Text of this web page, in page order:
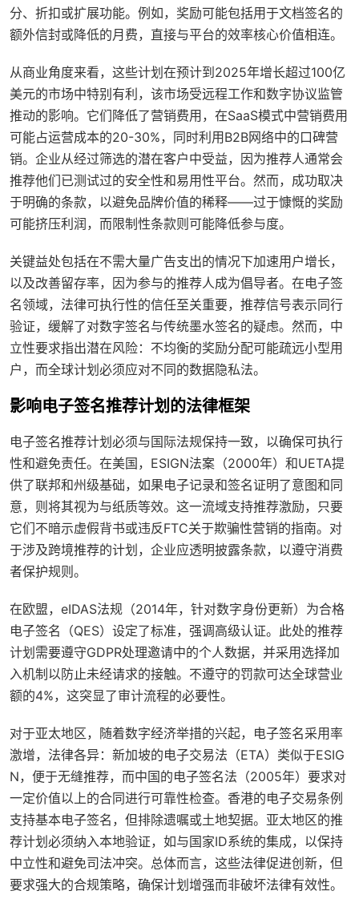
分、折扣或扩展功能。例如，奖励可能包括用于文档签名的
额外信封或降低的月费，直接与平台的效率核心价值相连。
从商业角度来看，这些计划在预计到2025年增长超过100亿
美元的市场中特别有利，该市场受远程工作和数字协议监管
推动的影响。它们降低了营销费用，在SaaS模式中营销费用
可能占运营成本的20-30%，同时利用B2B网络中的口碑营
销。企业从经过筛选的潜在客户中受益，因为推荐人通常会
推荐他们已测试过的安全性和易用性平台。然而，成功取决
于明确的条款，以避免品牌价值的稀释——过于慷慨的奖励
可能挤压利润，而限制性条款则可能降低参与度。
关键益处包括在不需大量广告支出的情况下加速用户增长，
以及改善留存率，因为参与的推荐人成为倡导者。在电子签
名领域，法律可执行性的信任至关重要，推荐信号表示同行
验证，缓解了对数字签名与传统墨水签名的疑虑。然而，中
立性要求指出潜在风险：不均衡的奖励分配可能疏远小型用
户，而全球计划必须应对不同的数据隐私法。
影响电子签名推荐计划的法律框架
电子签名推荐计划必须与国际法规保持一致，以确保可执行
性和避免责任。在美国，ESIGN法案（2000年）和UETA提
供了联邦和州级基础，如果电子记录和签名证明了意图和同
意，则将其视为与纸质等效。这一流域支持推荐激励，只要
它们不暗示虚假背书或违反FTC关于欺骗性营销的指南。对
于涉及跨境推荐的计划，企业应透明披露条款，以遵守消费
者保护规则。
在欧盟，eIDAS法规（2014年，针对数字身份更新）为合格
电子签名（QES）设定了标准，强调高级认证。此处的推荐
计划需要遵守GDPR处理邀请中的个人数据，并采用选择加
入机制以防止未经请求的接触。不遵守的罚款可达全球营业
额的4%，这突显了审计流程的必要性。
对于亚太地区，随着数字经济举措的兴起，电子签名采用率
激增，法律各异：新加坡的电子交易法（ETA）类似于ESIG
N，便于无缝推荐，而中国的电子签名法（2005年）要求对
一定价值以上的合同进行可靠性检查。香港的电子交易条例
支持基本电子签名，但排除遗嘱或土地契据。亚太地区的推
荐计划必须纳入本地验证，如与国家ID系统的集成，以保持
中立性和避免司法冲突。总体而言，这些法律促进创新，但
要求强大的合规策略，确保计划增强而非破坏法律有效性。